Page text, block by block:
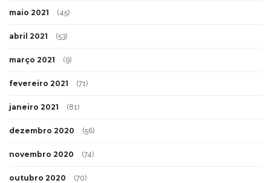
maio 2021 (45)
abril 2021 (53)
março 2021 (9)
fevereiro 2021 (71)
janeiro 2021 (81)
dezembro 2020 (56)
novembro 2020 (74)
outubro 2020 (70)